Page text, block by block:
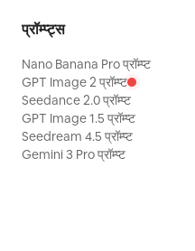
प्रॉम्प्ट्स
Nano Banana Pro प्रॉम्प्ट
GPT Image 2 प्रॉम्प्ट
Seedance 2.0 प्रॉम्प्ट
GPT Image 1.5 प्रॉम्प्ट
Seedream 4.5 प्रॉम्प्ट
Gemini 3 Pro प्रॉम्प्ट